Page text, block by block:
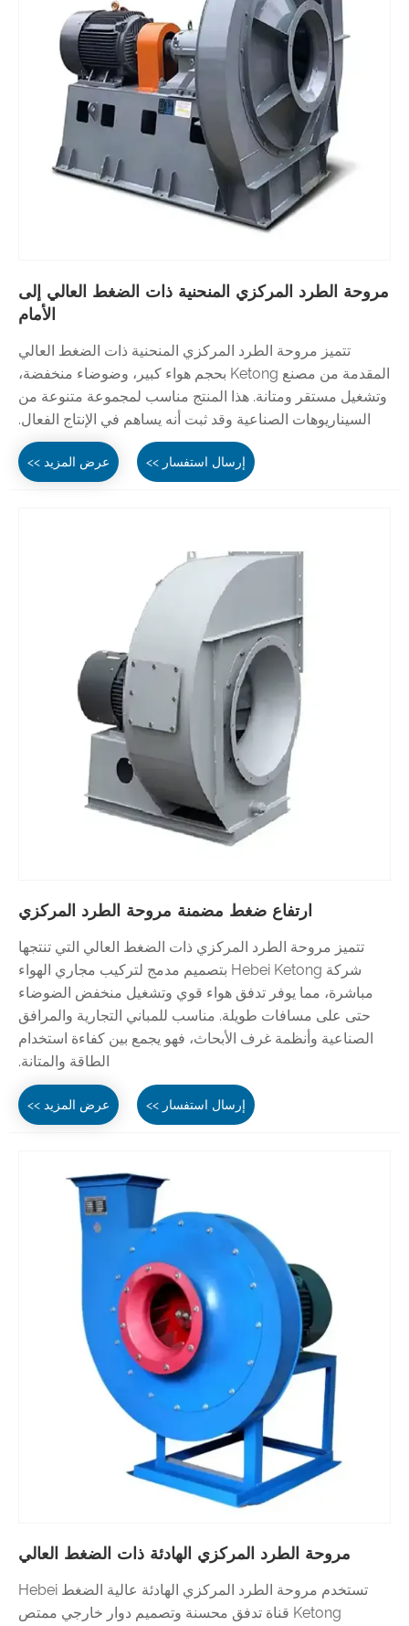
مروحة الطرد المركزي المنحنية ذات الضغط العالي إلى
الأمام
تتميز مروحة الطرد المركزي المنحنية ذات الضغط العالي
المقدمة من مصنع Ketong بحجم هواء كبير، وضوضاء منخفضة،
وتشغيل مستقر ومتانة. هذا المنتج مناسب لمجموعة متنوعة من
السيناريوهات الصناعية وقد ثبت أنه يساهم في الإنتاج الفعال.
عرض المزيد >> إرسال استفسار >>
ارتفاع ضغط مضمنة مروحة الطرد المركزي
تتميز مروحة الطرد المركزي ذات الضغط العالي التي تنتجها
شركة Hebei Ketong بتصميم مدمج لتركيب مجاري الهواء
مباشرة، مما يوفر تدفق هواء قوي وتشغيل منخفض الضوضاء
حتى على مسافات طويلة. مناسب للمباني التجارية والمرافق
الصناعية وأنظمة غرف الأبحاث، فهو يجمع بين كفاءة استخدام
الطاقة والمتانة.
عرض المزيد >> إرسال استفسار >>
مروحة الطرد المركزي الهادئة ذات الضغط العالي
تستخدم مروحة الطرد المركزي الهادئة عالية الضغط Hebei
Ketong قناة تدفق محسنة وتصميم دوار خارجي ممتص